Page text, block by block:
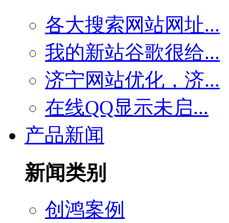
各大搜索网站网址...
我的新站谷歌很给...
济宁网站优化，济...
在线QQ显示未启...
产品新闻
新闻类别
创鸿案例